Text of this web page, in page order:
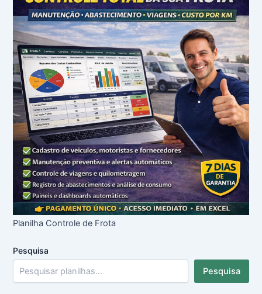
Planilha Controle de Frota
Pesquisa
Pesquisa